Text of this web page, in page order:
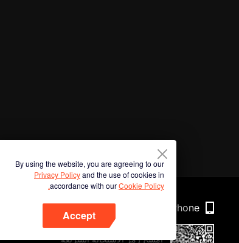
By using the website, you are agreeing to our
Privacy Policyand the use of cookies in
accordance with ourCookie Policy.
Accept
Phone
امسح رمز الاستجابة السريعة